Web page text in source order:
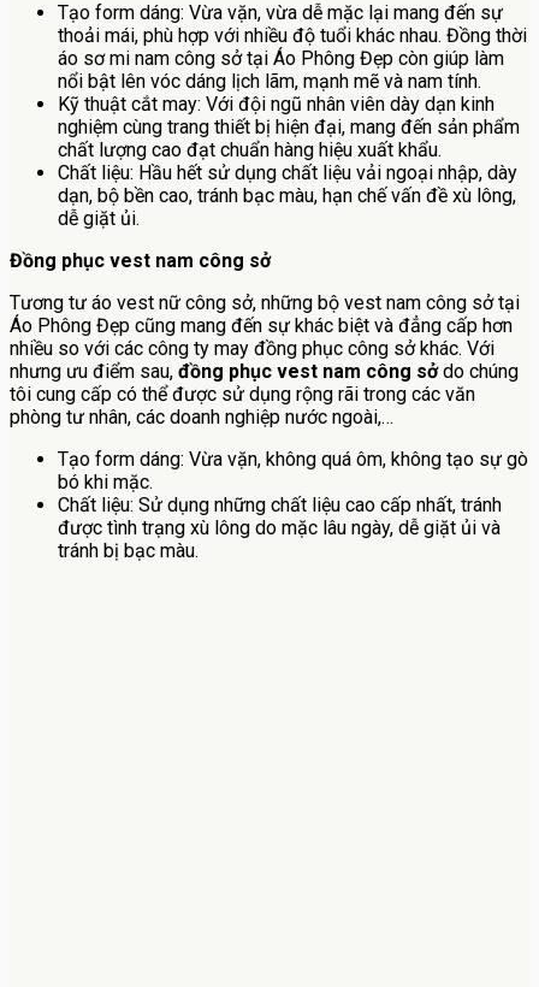
Tạo form dáng: Vừa vặn, vừa dễ mặc lại mang đến sự
thoải mái, phù hợp với nhiều độ tuổi khác nhau. Đồng thời
áo sơ mi nam công sở tại Áo Phông Đẹp còn giúp làm
nổi bật lên vóc dáng lịch lãm, mạnh mẽ và nam tính.
Kỹ thuật cắt may: Với đội ngũ nhân viên dày dạn kinh
nghiệm cùng trang thiết bị hiện đại, mang đến sản phẩm
chất lượng cao đạt chuẩn hàng hiệu xuất khẩu.
Chất liệu: Hầu hết sử dụng chất liệu vải ngoại nhập, dày
dạn, bộ bền cao, tránh bạc màu, hạn chế vấn đề xù lông,
dễ giặt ủi.
Đồng phục vest nam công sở
Tương tư áo vest nữ công sở, những bộ vest nam công sở tại
Áo Phông Đẹp cũng mang đến sự khác biệt và đẳng cấp hơn
nhiều so với các công ty may đồng phục công sở khác. Với
nhưng ưu điểm sau, đồng phục vest nam công sởdo chúng
tôi cung cấp có thể được sử dụng rộng rãi trong các văn
phòng tư nhân, các doanh nghiệp nước ngoài,…
Tạo form dáng: Vừa vặn, không quá ôm, không tạo sự gò
bó khi mặc.
Chất liệu: Sử dụng những chất liệu cao cấp nhất, tránh
được tình trạng xù lông do mặc lâu ngày, dễ giặt ủi và
tránh bị bạc màu.